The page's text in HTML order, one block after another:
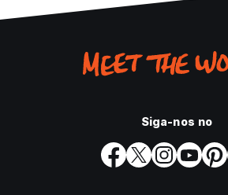
Siga-nos no